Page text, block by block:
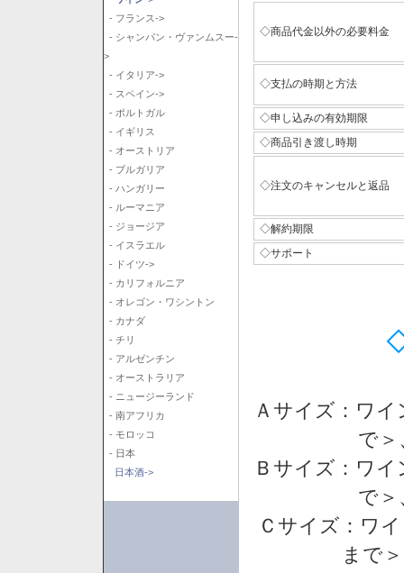
- フランス->
- シャンパン・ヴァンムスー-
>
- イタリア->
- スペイン->
- ポルトガル
- イギリス
- オーストリア
- ブルガリア
- ハンガリー
- ルーマニア
- ジョージア
- イスラエル
- ドイツ->
- カリフォルニア
- オレゴン・ワシントン
- カナダ
- チリ
- アルゼンチン
- オーストラリア
- ニュージーランド
- 南アフリカ
- モロッコ
- 日本
日本酒->
◇商品代金以外の必要料金
◇支払の時期と方法
◇申し込みの有効期限
◇商品引き渡し時期
◇注文のキャンセルと返品
◇解約期限
◇サポート
Ａサイズ：ワ
で
Ｂサイズ：ワ
で
Ｃサイズ：ワ
まで